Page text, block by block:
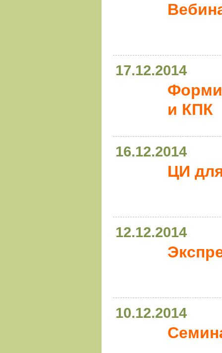
17.12.2014
и КПК
16.12.2014
ЦИ
12.12.2014
10.12.2014